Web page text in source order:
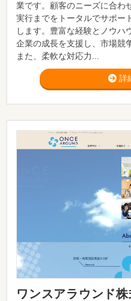
業です。顧客のニーズに合わ
実行までをトータルでサポー
します。豊富な経験とノウハ
企業の成長を支援し、市場競
また、柔軟な対応力...
詳
ワンスアラウンド